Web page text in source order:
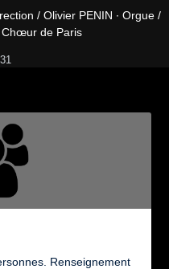
/ Olivier PENIN ∙ Orgue /
Chœur de Paris
Renseignement